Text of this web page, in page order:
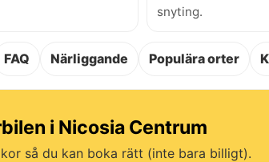
snyting.
FAQ Närliggande Populära orter
i Nicosia Centrum
så du kan boka rätt (inte bara billigt).